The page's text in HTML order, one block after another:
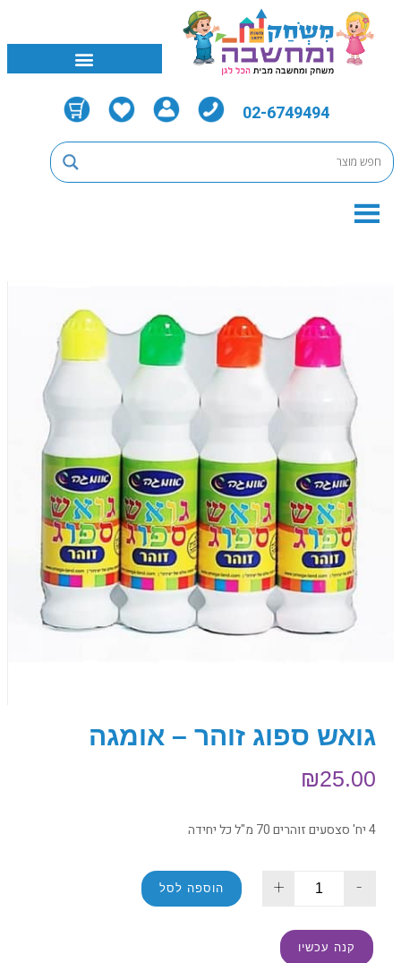
02-6749494
גואש ספוג זוהר – אומגה
₪25.00
4 יח' סצסעים זוהרים 70 מ"ל כל יחידה
-
+ הוספה לסל
קנה עכשיו